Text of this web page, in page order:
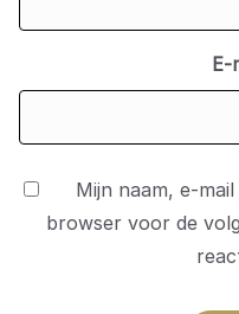
E-
Mijn naam, e-
browser voor de